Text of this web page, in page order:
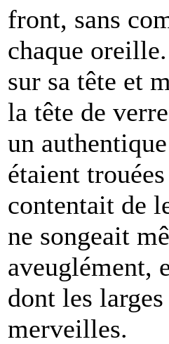
front, sans
chaque
sur sa tête et
la tête de
un
étaient
contentait de
ne songeait
aveuglément,
dont les
merveilles.